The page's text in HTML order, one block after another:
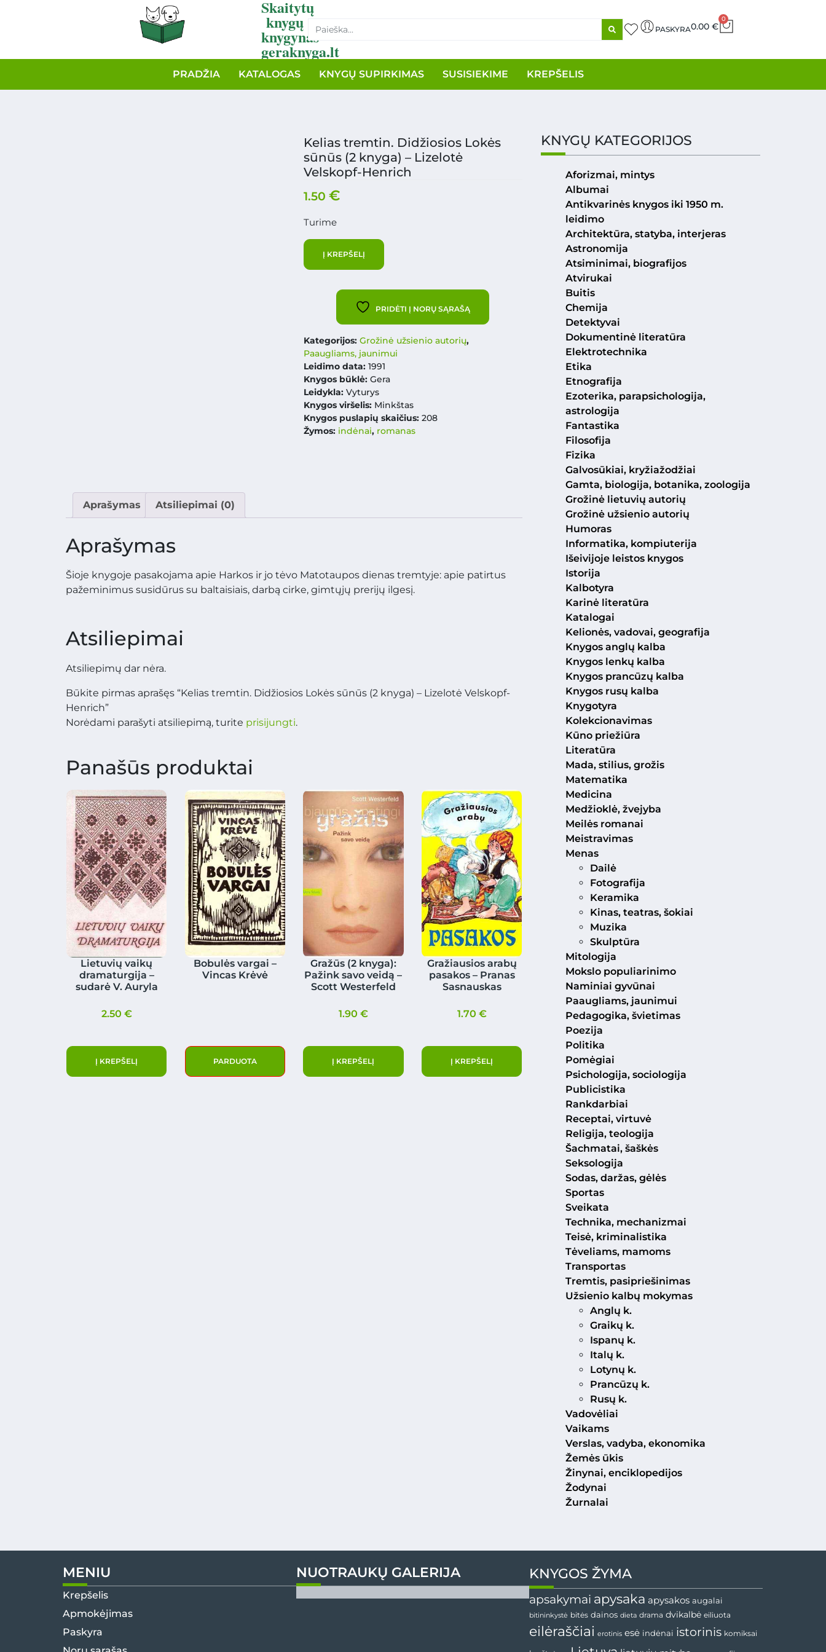
Skaitytų
knygų
knygynas
geraknyga.lt
PASKYRA0.00 €
0
PRADŽIA KATALOGAS KNYGŲ SUPIRKIMAS SUSISIEKIME KREPŠELIS
Kelias tremtin. Didžiosios Lokės
sūnūs (2 knyga) – Lizelotė
Velskopf-Henrich
1.50 €
Turime
Į KREPŠELĮ
PRIDĖTI Į NORŲ SĄRAŠĄ
Kategorijos: Grožinė užsienio autorių,
Paaugliams, jaunimui
Leidimo data:1991
Knygos būklė: Gera
Leidykla:Vyturys
Knygos viršelis: Minkštas
Knygos puslapių skaičius: 208
Žymos: indėnai, romanas
Aprašymas Atsiliepimai (0)
Aprašymas
Šioje knygoje pasakojama apie Harkos ir jo tėvo Matotaupos dienas tremtyje: apie patirtus
pažeminimus susidūrus su baltaisiais, darbą cirke, gimtųjų prerijų ilgesį.
Atsiliepimai
Atsiliepimų dar nėra.
Būkite pirmas aprašęs “Kelias tremtin. Didžiosios Lokės sūnūs (2 knyga) – Lizelotė Velskopf-
Henrich”
Norėdami parašyti atsiliepimą, turite prisijungti.
Panašūs produktai
Lietuvių vaikų
dramaturgija –
sudarė V. Auryla
2.50 €
Į KREPŠELĮ
Bobulės vargai –
Vincas Krėvė
PARDUOTA
Gražūs (2 knyga):
Pažink savo veidą –
Scott Westerfeld
1.90 €
Į KREPŠELĮ
Gražiausios arabų
pasakos – Pranas
Sasnauskas
1.70 €
Į KREPŠELĮ
KNYGŲ KATEGORIJOS
Aforizmai, mintys
Albumai
Antikvarinės knygos iki 1950 m.
leidimo
Architektūra, statyba, interjeras
Astronomija
Atsiminimai, biografijos
Atvirukai
Buitis
Chemija
Detektyvai
Dokumentinė literatūra
Elektrotechnika
Etika
Etnografija
Ezoterika, parapsichologija,
astrologija
Fantastika
Filosofija
Fizika
Galvosūkiai, kryžiažodžiai
Gamta, biologija, botanika, zoologija
Grožinė lietuvių autorių
Grožinė užsienio autorių
Humoras
Informatika, kompiuterija
Išeivijoje leistos knygos
Istorija
Kalbotyra
Karinė literatūra
Katalogai
Kelionės, vadovai, geografija
Knygos anglų kalba
Knygos lenkų kalba
Knygos prancūzų kalba
Knygos rusų kalba
Knygotyra
Kolekcionavimas
Kūno priežiūra
Literatūra
Mada, stilius, grožis
Matematika
Medicina
Medžioklė, žvejyba
Meilės romanai
Meistravimas
Menas
Dailė
Fotografija
Keramika
Kinas, teatras, šokiai
Muzika
Skulptūra
Mitologija
Mokslo populiarinimo
Naminiai gyvūnai
Paaugliams, jaunimui
Pedagogika, švietimas
Poezija
Politika
Pomėgiai
Psichologija, sociologija
Publicistika
Rankdarbiai
Receptai, virtuvė
Religija, teologija
Šachmatai, šaškės
Seksologija
Sodas, daržas, gėlės
Sportas
Sveikata
Technika, mechanizmai
Teisė, kriminalistika
Tėveliams, mamoms
Transportas
Tremtis, pasipriešinimas
Užsienio kalbų mokymas
Anglų k.
Graikų k.
Ispanų k.
Italų k.
Lotynų k.
Prancūzų k.
Rusų k.
Vadovėliai
Vaikams
Verslas, vadyba, ekonomika
Žemės ūkis
Žinynai, enciklopedijos
Žodynai
Žurnalai
MENIU
Krepšelis
Apmokėjimas
Paskyra
NUOTRAUKŲ GALERIJA KNYGOS ŽYMA
apsakymai apysaka apysakos augalai
bitininkystė bitės dainos dieta drama dvikalbė eiliuota
eilėraščiai erotinis esė indėnai istorinis komiksai